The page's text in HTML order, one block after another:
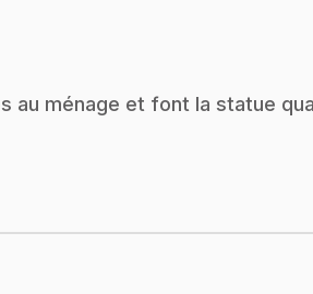
ménage et font la statue